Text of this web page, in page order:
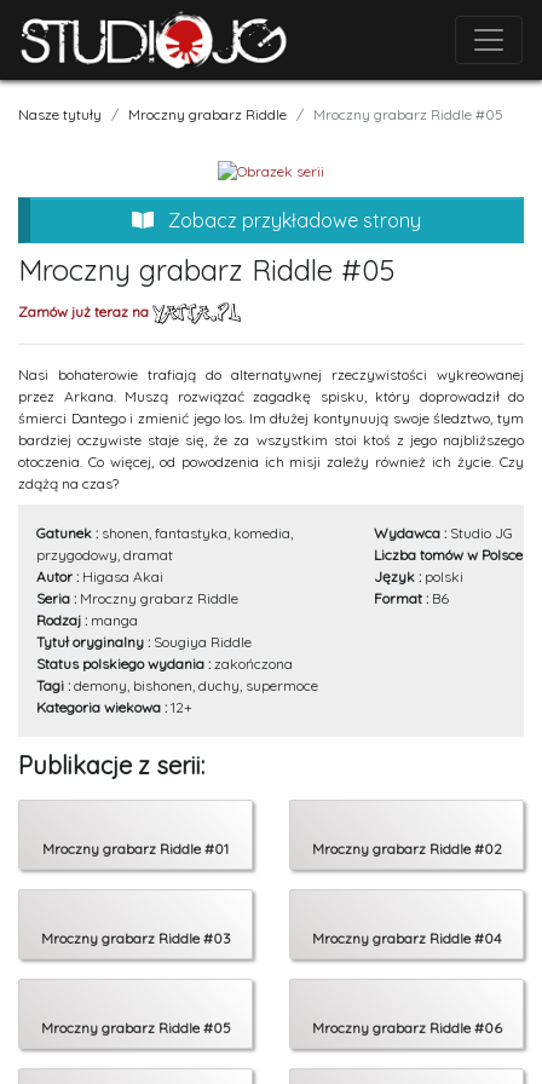
Nasze tytuły Mroczny grabarz Riddle Mroczny grabarz Riddle #05
Zobacz przykładowe strony
Mroczny grabarz Riddle #05
Zamów już teraz na
Nasi bohaterowie trafiają do alternatywnej rzeczywistości wykreowanej
przez Arkana. Muszą rozwiązać zagadkę spisku, który doprowadził do
śmierci Dantego i zmienić jego los. Im dłużej kontynuują swoje śledztwo, tym
bardziej oczywiste staje się, że za wszystkim stoi ktoś z jego najbliższego
otoczenia. Co więcej, od powodzenia ich misji zależy również ich życie. Czy
zdążą na czas?
Gatunek : shonen, fantastyka, komedia,
przygodowy, dramat
Autor : Higasa Akai
Seria : Mroczny grabarz Riddle
Rodzaj : manga
Tytuł oryginalny : Sougiya Riddle
Status polskiego wydania : zakończona
Tagi : demony, bishonen, duchy, supermoce
Kategoria wiekowa : 12+
Wydawca : Studio JG
Liczba tomów w Polsce :
Język : polski
Format : B6
Publikacje z serii:
Mroczny grabarz Riddle #01 Mroczny grabarz Riddle #02
Mroczny grabarz Riddle #03 Mroczny grabarz Riddle #04
Mroczny grabarz Riddle #05 Mroczny grabarz Riddle #06